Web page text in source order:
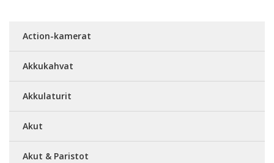
Action-kamerat
Akkukahvat
Akkulaturit
Akut
Akut & Paristot